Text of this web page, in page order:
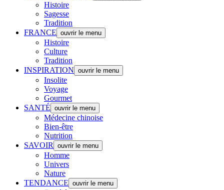
Histoire
Sagesse
Tradition
FRANCE ouvrir le menu
Histoire
Culture
Tradition
INSPIRATION ouvrir le menu
Insolite
Voyage
Gourmet
SANTÉ ouvrir le menu
Médecine chinoise
Bien-être
Nutrition
SAVOIR
ouvrir le menu
Homme
Univers
Nature
TENDANCE ouvrir le menu